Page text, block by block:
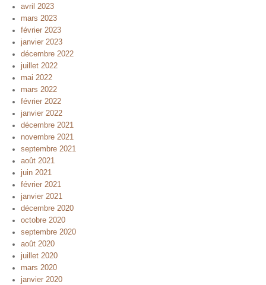
avril 2023
mars 2023
février 2023
janvier 2023
décembre 2022
juillet 2022
mai 2022
mars 2022
février 2022
janvier 2022
décembre 2021
novembre 2021
septembre 2021
août 2021
juin 2021
février 2021
janvier 2021
décembre 2020
octobre 2020
septembre 2020
août 2020
juillet 2020
mars 2020
janvier 2020